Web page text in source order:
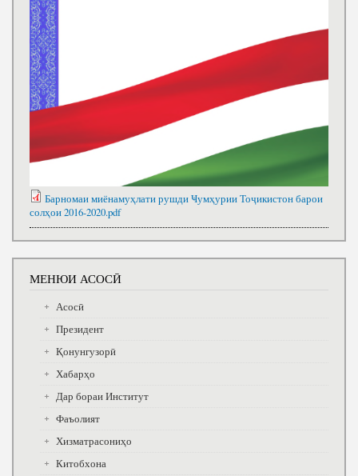
Барномаи миёнамуҳлати рушди Ҹумҳурии Тоҷикистон барои
солҳои 2016-2020.pdf
МЕНЮИ АСОСӢ
Асосӣ
Президент
Қонунгузорӣ
Хабарҳо
Дар бораи Институт
Фаъолият
Хизматрасониҳо
Китобхона